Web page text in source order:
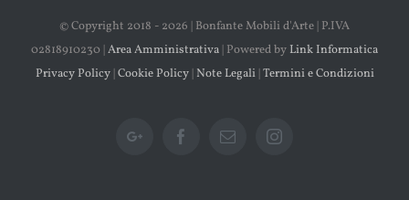
© Copyright 2018 - 2026 | Bonfante Mobili d'Arte | P.IVA
02818910230 |Area Amministrativa | Powered by Link Informatica
Privacy Policy|Cookie Policy| Note Legali|Termini e Condizioni
Google+ FacebookEmail Instagram